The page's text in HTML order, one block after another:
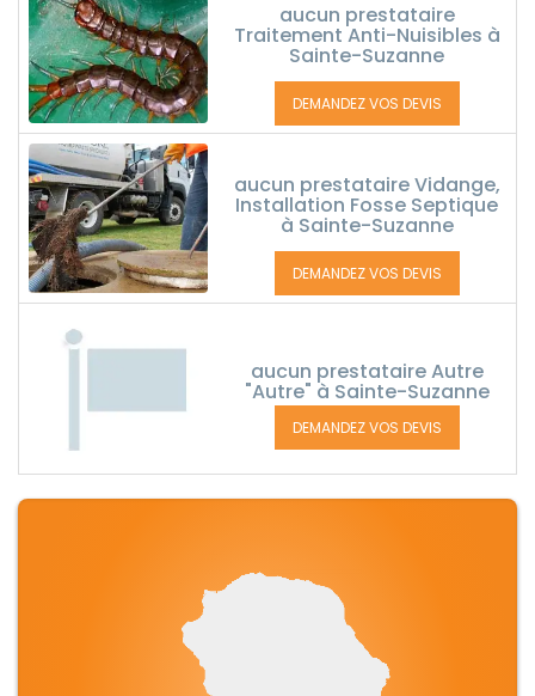
aucun prestataire
Traitement Anti-Nuisibles à
Sainte-Suzanne
DEMANDEZ VOS DEVIS
aucun prestataire Vidange,
Installation Fosse Septique
à Sainte-Suzanne
DEMANDEZ VOS DEVIS
aucun prestataire Autre
"Autre" à Sainte-Suzanne
DEMANDEZ VOS DEVIS